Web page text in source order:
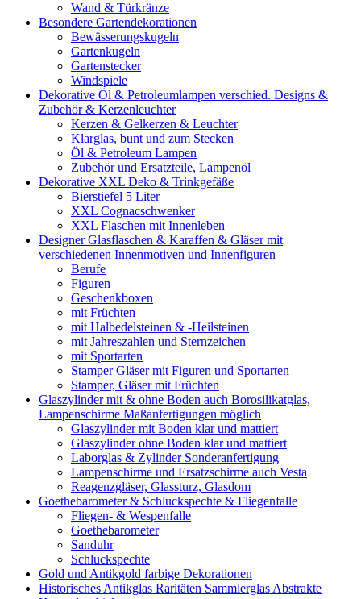
Wand & Türkränze
Besondere Gartendekorationen
Bewässerungskugeln
Gartenkugeln
Gartenstecker
Windspiele
Dekorative Öl & Petroleumlampen verschied. Designs &
Zubehör & Kerzenleuchter
Kerzen & Gelkerzen & Leuchter
Klarglas, bunt und zum Stecken
Öl & Petroleum Lampen
Zubehör und Ersatzteile, Lampenöl
Dekorative XXL Deko & Trinkgefäße
Bierstiefel 5 Liter
XXL Cognacschwenker
XXL Flaschen mit Innenleben
Designer Glasflaschen & Karaffen & Gläser mit
verschiedenen Innenmotiven und Innenfiguren
Berufe
Figuren
Geschenkboxen
mit Früchten
mit Halbedelsteinen & -Heilsteinen
mit Jahreszahlen und Sternzeichen
mit Sportarten
Stamper Gläser mit Figuren und Sportarten
Stamper, Gläser mit Früchten
Glaszylinder mit & ohne Boden auch Borosilikatglas,
Lampenschirme Maßanfertigungen möglich
Glaszylinder mit Boden klar und mattiert
Glaszylinder ohne Boden klar und mattiert
Laborglas & Zylinder Sonderanfertigung
Lampenschirme und Ersatzschirme auch Vesta
Reagenzgläser, Glassturz, Glasdom
Goethebarometer & Schluckspechte & Fliegenfalle
Fliegen- & Wespenfalle
Goethebarometer
Sanduhr
Schluckspechte
Gold und Antikgold farbige Dekorationen
Historisches Antikglas Raritäten Sammlerglas Abstrakte